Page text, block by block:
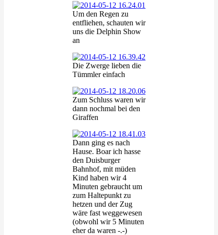
Um den Regen zu
entfliehen, schauten wir
uns die Delphin Show
an
Die Zwerge lieben die
Tümmler einfach
Zum Schluss waren wir
dann nochmal bei den
Giraffen
Dann ging es nach
Hause. Boar ich hasse
den Duisburger
Bahnhof, mit müden
Kind haben wir 4
Minuten gebraucht um
zum Haltepunkt zu
hetzen und der Zug
wäre fast weggewesen
(obwohl wir 5 Minuten
eher da waren -.-)